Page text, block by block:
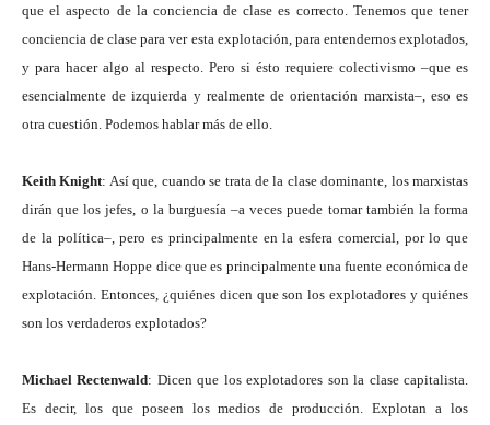
que el aspecto de la conciencia de clase es correcto. Tenemos que tener
conciencia de clase para ver esta explotación, para entendernos explotados,
y para hacer algo al respecto. Pero si ésto requiere colectivismo –que es
esencialmente de izquierda y realmente de orientación marxista–, eso es
otra cuestión. Podemos hablar más de ello.
Keith Knight: Así que, cuando se trata de la clase dominante, los marxistas
dirán que los jefes, o la burguesía –a veces puede tomar también la forma
de la política–, pero es principalmente en la esfera comercial, por lo que
Hans-Hermann Hoppe dice que es principalmente una fuente económica de
explotación. Entonces, ¿quiénes dicen que son los explotadores y quiénes
son los verdaderos explotados?
Michael Rectenwald: Dicen que los explotadores son la clase capitalista.
Es decir, los que poseen los medios de producción. Explotan a los